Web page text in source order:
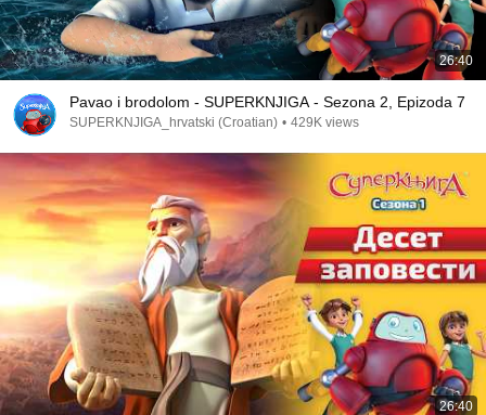
26:40
Pavao i brodolom - SUPERKNJIGA - Sezona 2, Epizoda 7
SUPERKNJIGA_hrvatski (Croatian) • 429K views
26:40